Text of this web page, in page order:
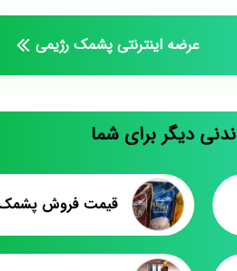
عرضه اینترنتی پشمک رژیمی
دیگر برای شما